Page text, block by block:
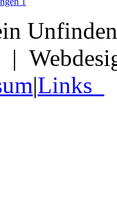
|
|Links